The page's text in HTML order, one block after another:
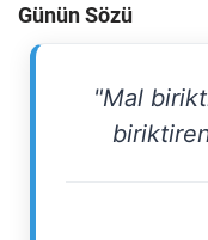
Günün Sözü
"Mal